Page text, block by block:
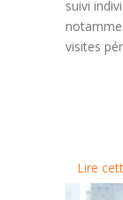
suivi
visites
Lire